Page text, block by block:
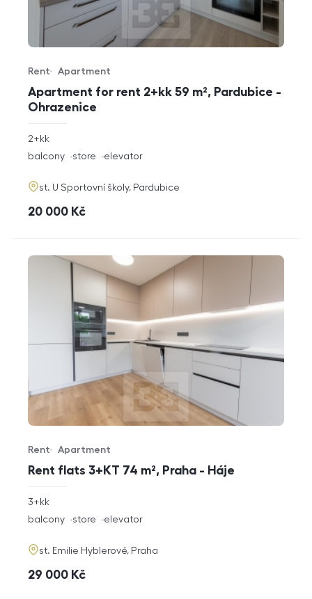
Apartment for rent 2+kk 59 m², Pardubice -
Ohrazenice
Offer type
Rent
Property type
Apartment
rozměry
disposition
2+kk
funkce
balcony store elevator
adresa
st. U Sportovní školy, Pardubice
cena
20 000 Kč
Rent flats 3+KT 74 m², Praha - Háje
Offer type
Rent
Property type
Apartment
rozměry
3+kk
funkce
balcony store elevator
adresa
st. Emilie Hyblerové, Praha
cena
29 000 Kč